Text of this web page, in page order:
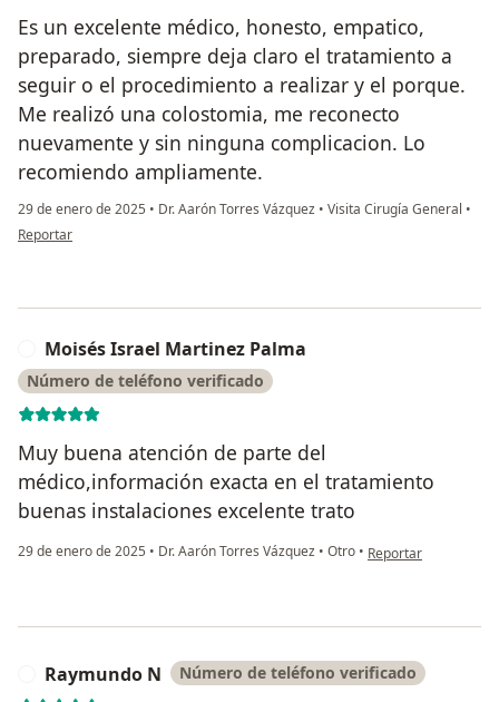
Es un excelente médico, honesto, empatico,
preparado, siempre deja claro el tratamiento a
seguir o el procedimiento a realizar y el porque.
Me realizó una colostomia, me reconecto
nuevamente y sin ninguna complicacion. Lo
recomiendo ampliamente.
29 de enero de 2025 • Dr. Aarón Torres Vázquez • Visita Cirugía General •
en opinión del usuario Rufina Abarca Monrroy
Reportar
Moisés Israel Martinez Palma
Número de teléfono verificado
Muy buena atención de parte del
médico,información exacta en el tratamiento
buenas instalaciones excelente trato
29 de enero de 2025 • Dr. Aarón Torres Vázquez • Otro • en opinión del
Reportar
Raymundo N Número de teléfono verificado